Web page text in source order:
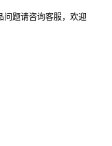
问题请咨询客服，欢迎